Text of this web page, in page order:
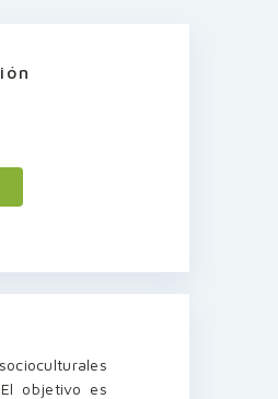
objetivo es